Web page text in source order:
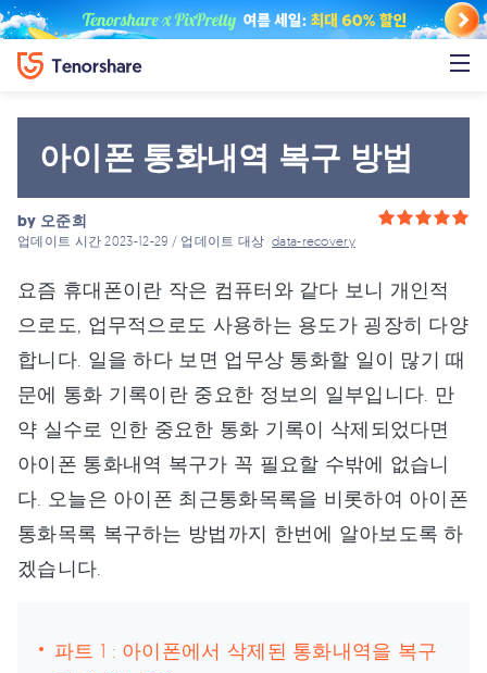
아이폰 통화내역 복구 방법
by 오준희
업데이트 시간 2023-12-29 / 업데이트 대상data-recovery
요즘 휴대폰이란 작은 컴퓨터와 같다 보니 개인적
으로도, 업무적으로도 사용하는 용도가 굉장히 다양
합니다. 일을 하다 보면 업무상 통화할 일이 많기 때
문에 통화 기록이란 중요한 정보의 일부입니다. 만
약 실수로 인한 중요한 통화 기록이 삭제되었다면
아이폰 통화내역 복구가 꼭 필요할 수밖에 없습니
다. 오늘은 아이폰 최근통화목록을 비롯하여 아이폰
통화목록 복구하는 방법까지 한번에 알아보도록 하
겠습니다.
파트 1 : 아이폰에서 삭제된 통화내역을 복구